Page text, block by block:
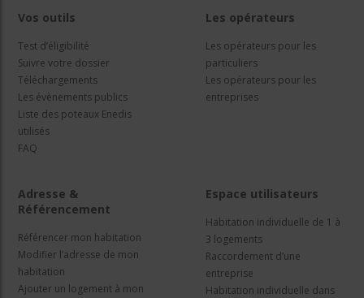
Vos outils
Test d’éligibilité
Suivre votre dossier
Téléchargements
Les évènements publics
Liste des poteaux Enedis
utilisés
FAQ
Les opérateurs
Les opérateurs pour les
particuliers
Les opérateurs pour les
entreprises
Adresse &
Référencement
Référencer mon habitation
Modifier l’adresse de mon
habitation
Ajouter un logement à mon
Espace utilisateurs
Habitation individuelle de 1 à
3 logements
Raccordement d’une
entreprise
Habitation individuelle dans